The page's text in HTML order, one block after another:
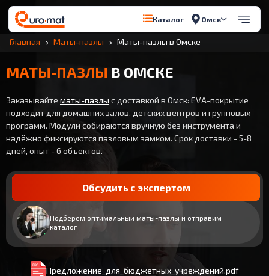
Каталог Омск
Главная Маты-пазлы Маты-пазлы в Омске
МАТЫ-ПАЗЛЫ В ОМСКЕ
Заказывайте маты-пазлы с доставкой в Омск: EVA-покрытие
подходит для домашних залов, детских центров и групповых
программ. Модули собираются вручную без инструмента и
надёжно фиксируются пазловым замком. Срок доставки - 5-8
дней, опыт - 6 объектов.
Обсудить с экспертом
Подберем оптимальный маты-пазлы и отправим
каталог
Предложение_для_бюджетных_учреждений.pdf